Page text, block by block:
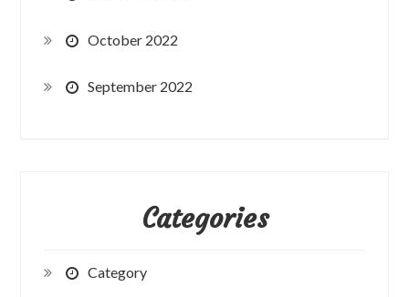
October 2022
September 2022
Categories
Category